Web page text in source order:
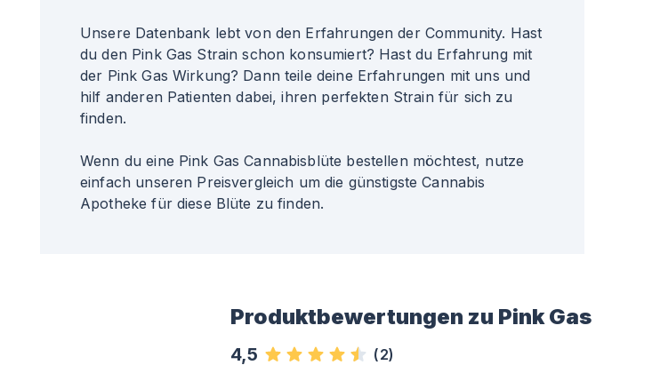
Unsere Datenbank lebt von den Erfahrungen der Community. Hast
du den Pink Gas Strain schon konsumiert? Hast du Erfahrung mit
der Pink Gas Wirkung? Dann teile deine Erfahrungen mit uns und
hilf anderen Patienten dabei, ihren perfekten Strain für sich zu
finden.
Wenn du eine Pink Gas Cannabisblüte bestellen möchtest, nutze
einfach unseren Preisvergleich um die günstigste Cannabis
Apotheke für diese Blüte zu finden.
Produktbewertungen zu Pink Gas
4,5 (2)